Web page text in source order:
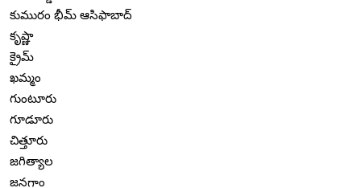
కుమురం భీమ్ ఆసిఫాబాద్
కృష్ణా
క్రైమ్
ఖమ్మం
గుంటూరు
గూడూరు
చిత్తూరు
జగిత్యాల
జనగాం